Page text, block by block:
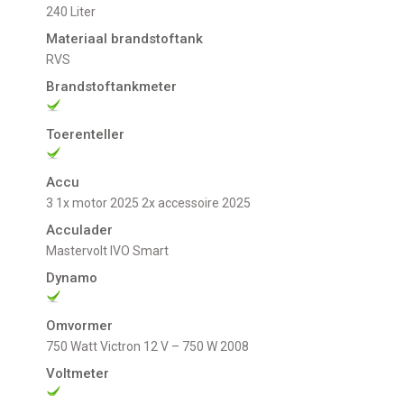
240 Liter
Materiaal brandstoftank
RVS
Brandstoftankmeter
Toerenteller
Accu
3 1x motor 2025 2x accessoire 2025
Acculader
mastervolt IVO Smart
Dynamo
Omvormer
750 Watt Victron 12 V – 750 W 2008
Voltmeter